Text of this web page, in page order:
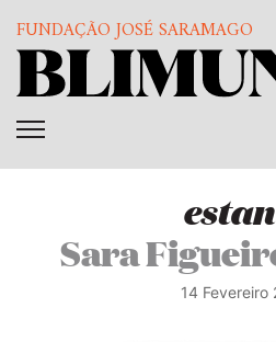
FUNDAÇÃO JOSÉ SARAMAGO
Sara
14 Fevereiro